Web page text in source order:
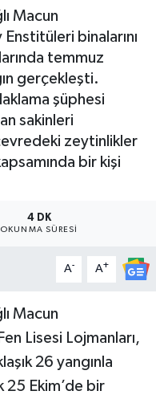
Macun
binalarını
temmuz
gerçekleşti.
şüphesi
sakinleri
zeytinlikler
bir kişi
4 DK
OKUNMA SÜRESI
A- A+
Macun
Lisesi Lojmanları,
26 yangınla
25 Ekim’de bir